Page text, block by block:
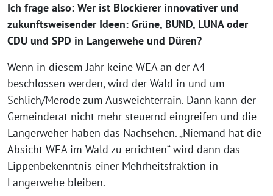
Ich frage also: Wer ist Blockierer innovativer und
zukunftsweisender Ideen: Grüne, BUND, LUNA oder
CDU und SPD in Langerwehe und Düren?
Wenn in diesem Jahr keine WEA an der A4
beschlossen werden, wird der Wald in und um
Schlich/Merode zum Ausweichterrain. Dann kann der
Gemeinderat nicht mehr steuernd eingreifen und die
Langerweher haben das Nachsehen. „Niemand hat die
Absicht WEA im Wald zu errichten“ wird dann das
Lippenbekenntnis einer Mehrheitsfraktion in
Langerwehe bleiben.